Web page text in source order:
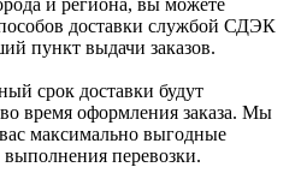
доставки службой СДЭК
пункт выдачи заказов.
срок доставки будут
время оформления заказа. Мы
максимально выгодные
перевозки.